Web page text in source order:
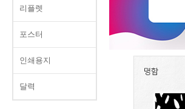
리플렛
포스터
인쇄용지
달력